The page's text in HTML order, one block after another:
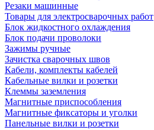
Резаки машинные
Товары для электросварочных работ
Блок жидкостного охлаждения
Блок подачи проволоки
Зажимы ручные
Зачистка сварочных швов
Кабели, комплекты кабелей
Кабельные вилки и розетки
Клеммы заземления
Магнитные приспособления
Магнитные фиксаторы и уголки
Панельные вилки и розетки